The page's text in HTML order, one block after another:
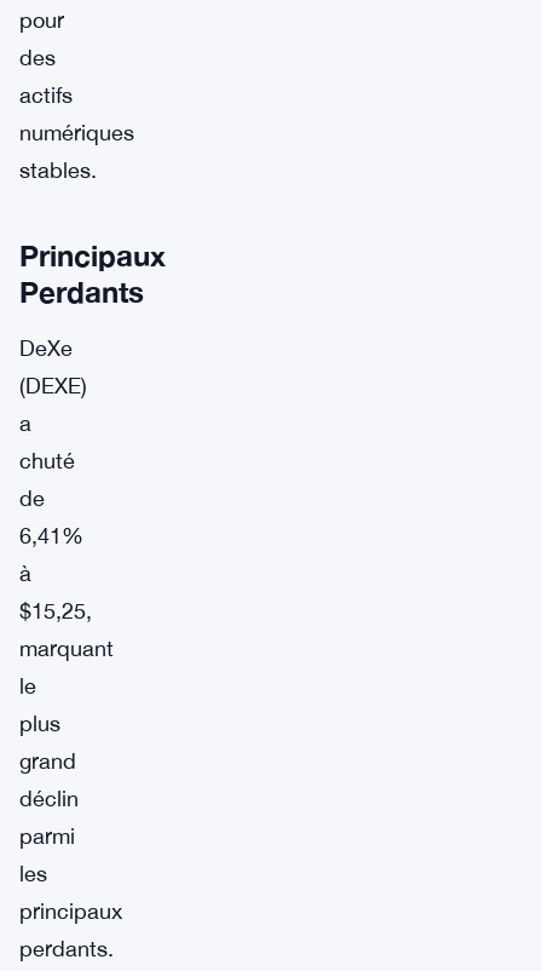
pour
des
actifs
numériques
stables.
Principaux
Perdants
DeXe
(DEXE)
a
chuté
de
6,41%
à
$15,25,
marquant
le
plus
grand
déclin
parmi
les
principaux
perdants.